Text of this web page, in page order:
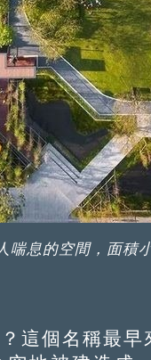
喘息的空間，面積
個名稱最早